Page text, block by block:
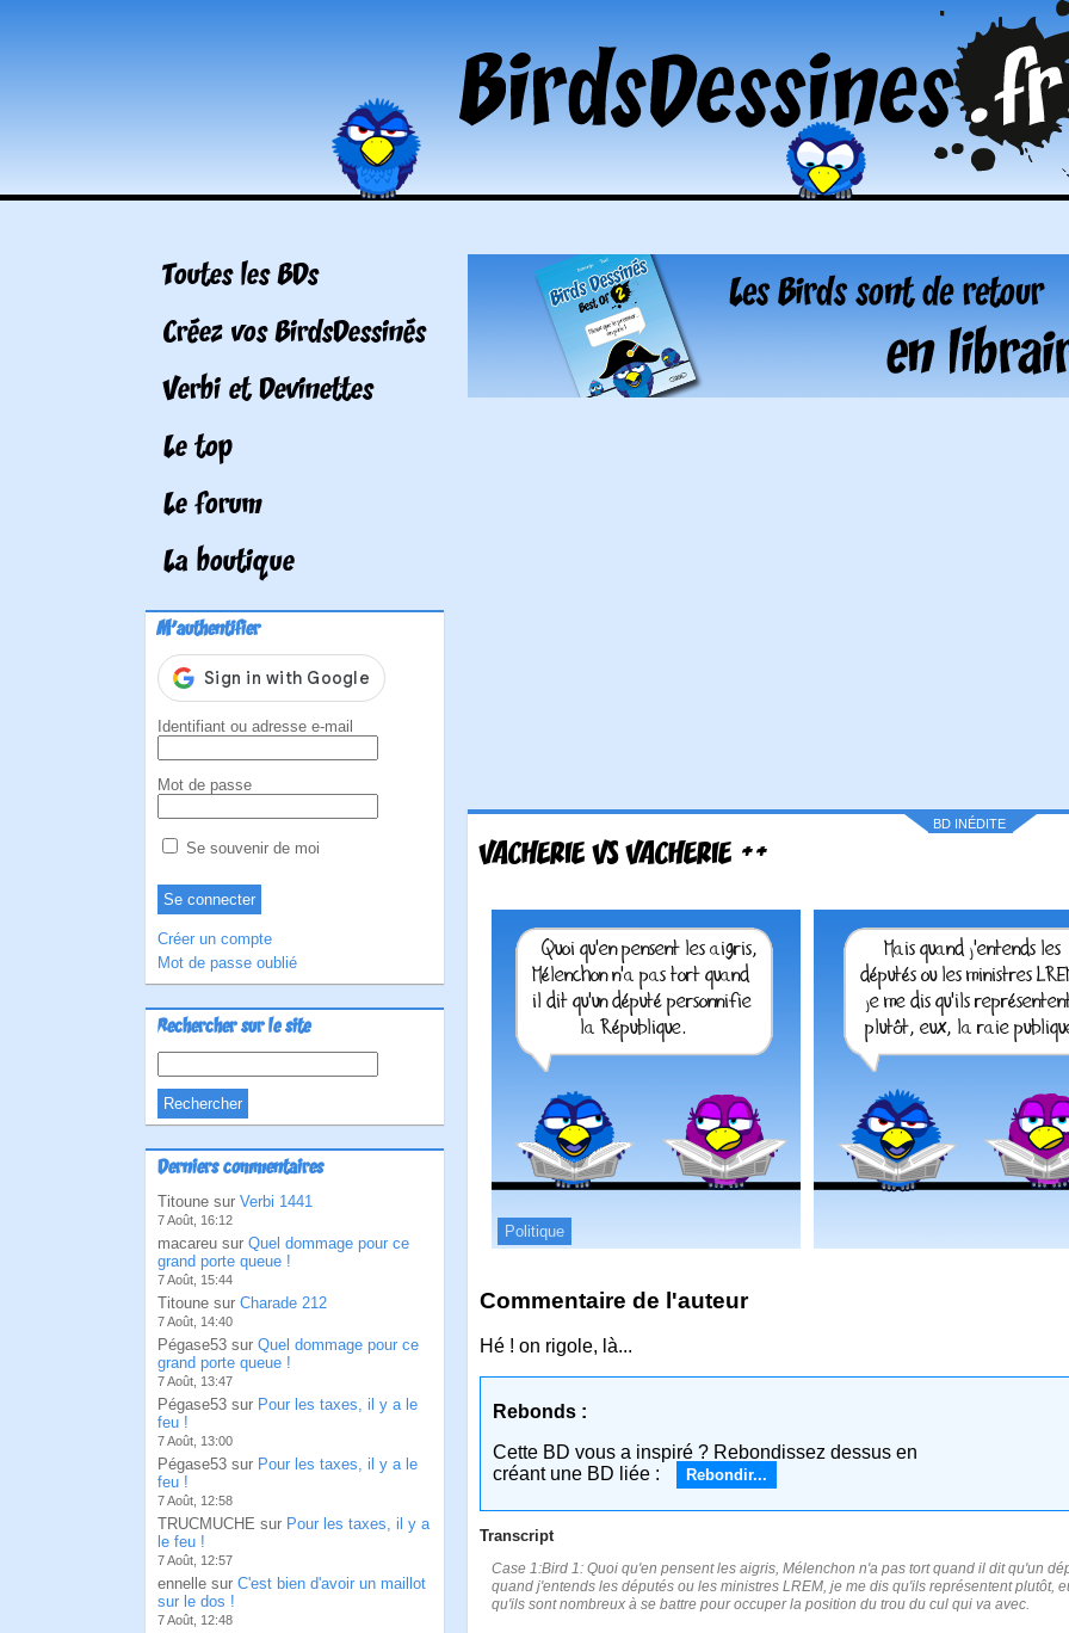
Toutes les BDs
Créez vos BirdsDessinés
Verbi et Devinettes
Le top
Le forum
La boutique
M'authentifier
Identifiant ou adresse e-mail
Mot de passe
Se souvenir de moi
Créer un compte
Mot de passe oublié
Rechercher sur le site
Derniers commentaires
Titoune sur Verbi 1441
7 Août, 16:12
macareu sur Quel dommage pour ce
grand porte queue !
7 Août, 15:44
Titoune sur Charade 212
7 Août, 14:40
Pégase53 sur Quel dommage pour ce
grand porte queue !
7 Août, 13:47
Pégase53 sur Pour les taxes, il y a le
feu !
7 Août, 13:00
Pégase53 sur Pour les taxes, il y a le
feu !
7 Août, 12:58
TRUCMUCHE sur Pour les taxes, il y a
le feu !
7 Août, 12:57
ennelle sur C'est bien d'avoir un maillot
sur le dos !
7 Août, 12:48
BD INÉDITE
VACHERIE VS VACHERIE ++
Politique
Commentaire de l'auteur
Hé ! on rigole, là...
Rebonds :
Cette BD vous a inspiré ? Rebondissez dessus en
créant une BD liée :
Rebondir...
Transcript
Case 1:Bird 1: Quoi qu'en pensent les aigris, Mélenchon n'a pas tort quand il dit qu'un
quand j'entends les députés ou les ministres LREM, je me dis qu'ils représentent plutôt,
qu'ils sont nombreux à se battre pour occuper la position du trou du cul qui va avec.